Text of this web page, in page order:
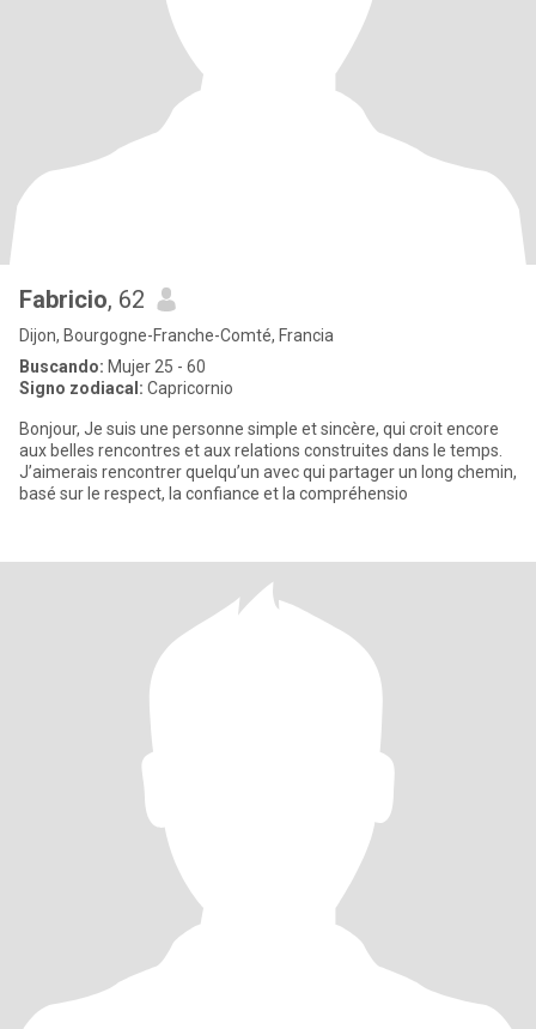
Fabricio, 62
Dijon, Bourgogne-Franche-Comté, Francia
Buscando: Mujer 25 - 60
Signo zodiacal: Capricornio
Bonjour, Je suis une personne simple et sincère, qui croit encore
aux belles rencontres et aux relations construites dans le temps.
J’aimerais rencontrer quelqu’un avec qui partager un long chemin,
basé sur le respect, la confiance et la compréhensio